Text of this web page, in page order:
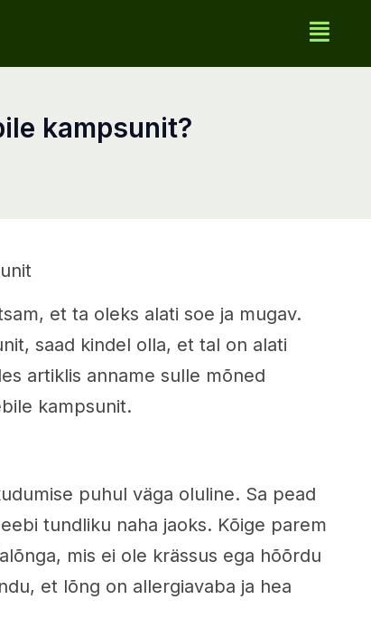
kampsunit?
et ta oleks alati soe ja mugav.
saad kindel olla, et tal on alati
artiklis anname sulle mõned
kampsunit.
puhul väga oluline. Sa pead
tundliku naha jaoks. Kõige parem
mis ei ole krässus ega hõõrdu
et lõng on allergiavaba ja hea